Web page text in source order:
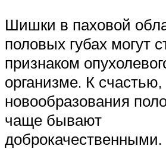
Шишки в паховой
половых губах могут
признаком
организме. К счастью,
новообразования
чаще бывают
доброкачественными.